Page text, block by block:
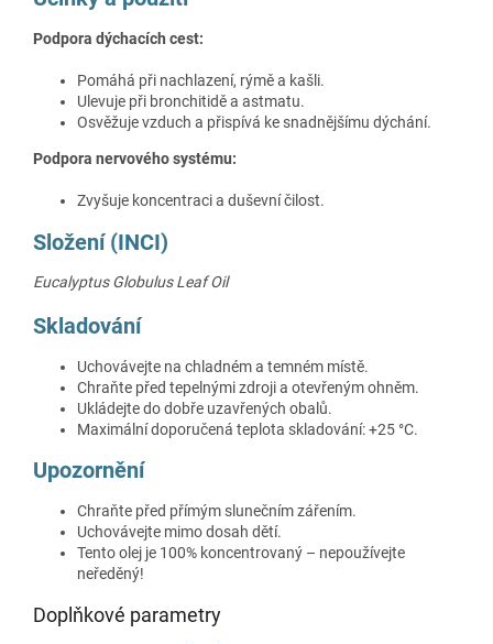
Podpora dýchacích cest:
Pomáhá při nachlazení, rýmě a kašli.
Ulevuje při bronchitidě a astmatu.
Osvěžuje vzduch a přispívá ke snadnějšímu dýchání.
Podpora nervového systému:
Zvyšuje koncentraci a duševní čilost.
Složení (INCI)
Eucalyptus Globulus Leaf Oil
Skladování
Uchovávejte na chladném a temném místě.
Chraňte před tepelnými zdroji a otevřeným ohněm.
Ukládejte do dobře uzavřených obalů.
Maximální doporučená teplota skladování: +25 °C.
Upozornění
Chraňte před přímým slunečním zářením.
Uchovávejte mimo dosah dětí.
Tento olej je 100% koncentrovaný – nepoužívejte
neředěný!
Doplňkové parametry